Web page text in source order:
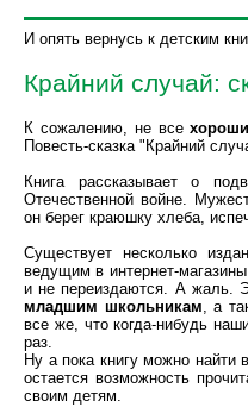
И опять вернусь к детским
Крайний случай:
К сожалению, не все
Повесть-сказка "Крайний
Книга рассказывает о
Отечественной войне.
он берег краюшку хлеба,
Существует несколько
ведущим в интернет-
и не переиздаются. А жаль.
младшим школьникам, а
все же, что когда-нибудь
раз.
Ну а пока книгу можно найти
остается возможность
своим детям.